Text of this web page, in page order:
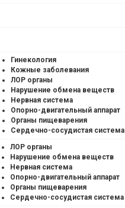
Гинекология
Кожные заболевания
ЛОР органы
Нарушение обмена веществ
Нервная система
Опорно-двигательный аппарат
Органы пищеварения
Сердечно-сосудистая система
ЛОР органы
Нарушение обмена веществ
Нервная система
Опорно-двигательный аппарат
Органы пищеварения
Сердечно-сосудистая система